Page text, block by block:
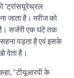
‘ट्रांसयूरेथ्रल
जाता है। मरीज को
सर्जरी एक घंटे तक
पड़ता है एवं इसके
देता है।
“टीयूआरपी के